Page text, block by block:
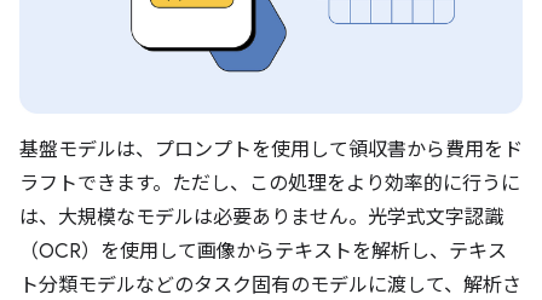
基盤モデルは、プロンプトを使用して領収書から費用をド
ラフトできます。 ただし、この処理をより効率的に行うに
は、大規模なモデルは必要ありません。光学式文字認識
（OCR）を使用して画像からテキストを解析し、テキス
ト分類モデルなどのタスク固有のモデルに渡して、解析さ